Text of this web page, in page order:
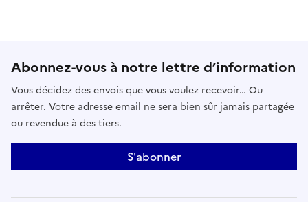
Abonnez-vous à notre lettre d’information
Vous décidez des envois que vous voulez recevoir… Ou
arrêter. Votre adresse email ne sera bien sûr jamais partagée
ou revendue à des tiers.
S'abonner